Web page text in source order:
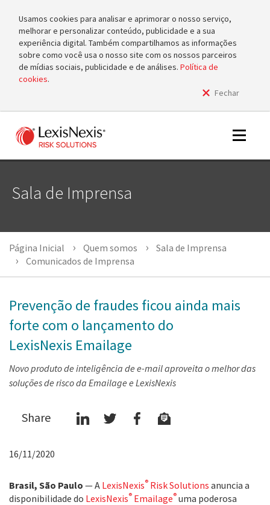
Usamos cookies para analisar e aprimorar o nosso serviço,
melhorar e personalizar conteúdo, publicidade e a sua
experiência digital. Também compartilhamos as informações
sobre como você usa o nosso site com os nossos parceiros
de mídias sociais, publicidade e de análises. Política de
cookies.
Fechar
Toggle
Sala de Imprensa
Página Inicial Quem somos
Sala de Imprensa
Comunicados de Imprensa
Prevenção de fraudes ficou ainda mais
forte com o lançamento do
LexisNexis Emailage
Novo produto de inteligência de e-mail aproveita o melhor das
soluções de risco da Emailage e LexisNexis
Share
16/11/2020
Brasil, São Paulo — A LexisNexis® Risk Solutions anuncia a
disponibilidade do LexisNexis® Emailage® uma poderosa